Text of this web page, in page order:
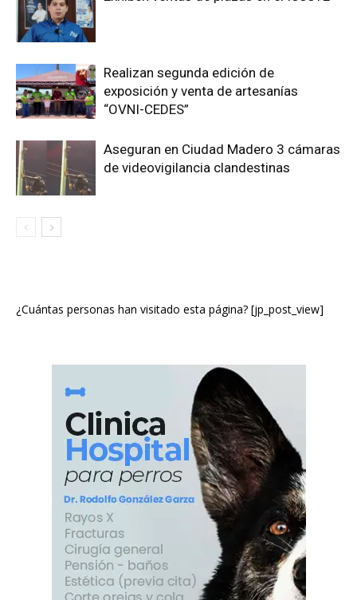
Realizan segunda edición de
exposición y venta de artesanías
“OVNI-CEDES”
Aseguran en Ciudad Madero 3 cámaras
de videovigilancia clandestinas
¿Cuántas personas han visitado esta página? [jp_post_view]